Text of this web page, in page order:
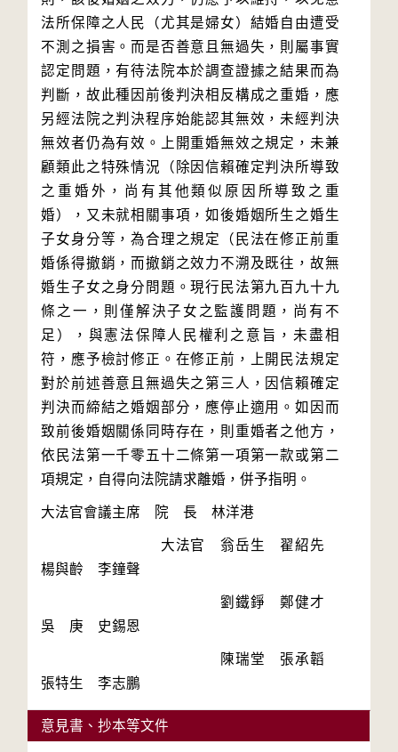
法所保障之人民（尤其是婦女）結婚自由遭受
不測之損害。而是否善意且無過失，則屬事實
認定問題，有待法院本於調查證據之結果而為
判斷，故此種因前後判決相反構成之重婚，應
另經法院之判決程序始能認其無效，未經判決
無效者仍為有效。上開重婚無效之規定，未兼
顧類此之特殊情況（除因信賴確定判決所導致
之重婚外，尚有其他類似原因所導致之重
婚），又未就相關事項，如後婚姻所生之婚生
子女身分等，為合理之規定（民法在修正前重
婚係得撤銷，而撤銷之效力不溯及既往，故無
婚生子女之身分問題。現行民法第九百九十九
條之一，則僅解決子女之監護問題，尚有不
足），與憲法保障人民權利之意旨，未盡相
符，應予檢討修正。在修正前，上開民法規定
對於前述善意且無過失之第三人，因信賴確定
判決而締結之婚姻部分，應停止適用。如因而
致前後婚姻關係同時存在，則重婚者之他方，
依民法第一千零五十二條第一項第一款或第二
大法官　翁岳生　翟紹先
劉鐵錚　鄭健才
陳瑞堂　張承韜
意見書、抄本等文件